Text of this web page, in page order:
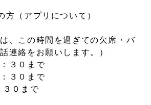
（アプリについて）
は、この時間を過ぎての欠席・バ
連絡をお願いします。）
０まで
３０まで
０まで